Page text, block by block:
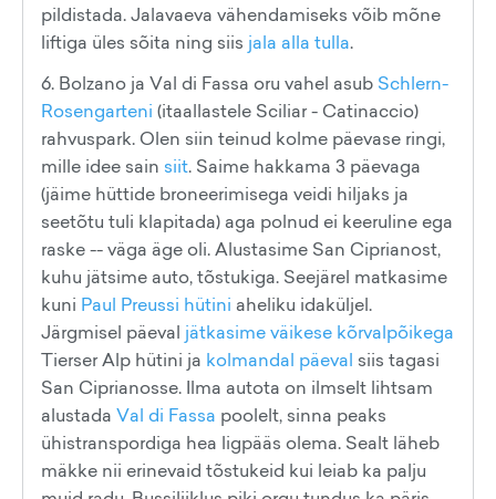
pildistada. Jalavaeva vähendamiseks võib mõne
liftiga üles sõita ning siis jala alla tulla.
6. Bolzano ja Val di Fassa oru vahel asub Schlern-
Rosengarteni (itaallastele Sciliar - Catinaccio)
rahvuspark. Olen siin teinud kolme päevase ringi,
mille idee sain siit. Saime hakkama 3 päevaga
(jäime hüttide broneerimisega veidi hiljaks ja
seetõtu tuli klapitada) aga polnud ei keeruline ega
raske -- väga äge oli. Alustasime San Ciprianost,
kuhu jätsime auto, tõstukiga. Seejärel matkasime
kuni Paul Preussi hütini aheliku idaküljel.
Järgmisel päeval jätkasime väikese kõrvalpõikega
Tierser Alp hütini ja kolmandal päeval siis tagasi
San Ciprianosse. Ilma autota on ilmselt lihtsam
alustada Val di Fassa poolelt, sinna peaks
ühistranspordiga hea ligpääs olema. Sealt läheb
mäkke nii erinevaid tõstukeid kui leiab ka palju